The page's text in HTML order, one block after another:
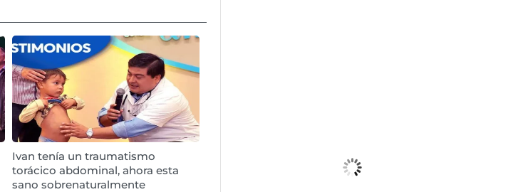
Ivan tenía un traumatismo
torácico abdominal, ahora esta
sano sobrenaturalmente